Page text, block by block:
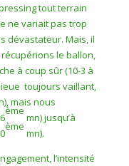
tout terrain
ne variait pas trop
dévastateur. Mais, il
le ballon,
à coup sûr (10-3 à
toujours vaillant,
mais nous
ème
mn) jusqu’à
ème
mn).
l’intensité